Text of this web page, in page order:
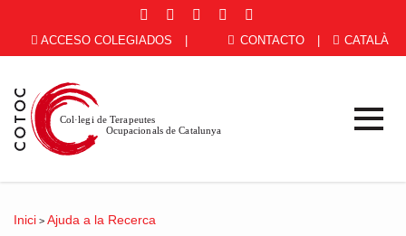
ACCESO COLEGIADOS CONTACTO CATALÀ
Inici > Ajuda a la Recerca